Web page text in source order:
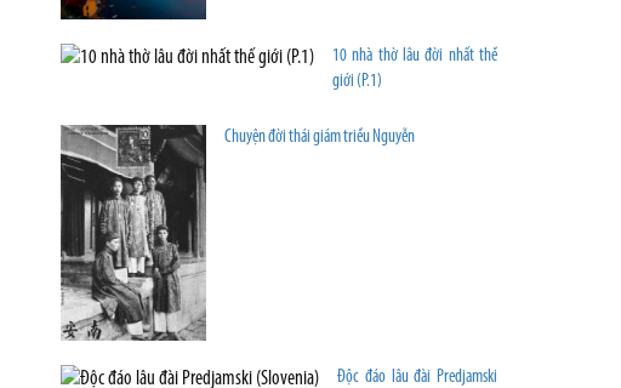
10 nhà thờ lâu đời nhất thế
giới (P.1)
Chuyện đời thái giám triều Nguyễn
Độc đáo lâu đài Predjamski